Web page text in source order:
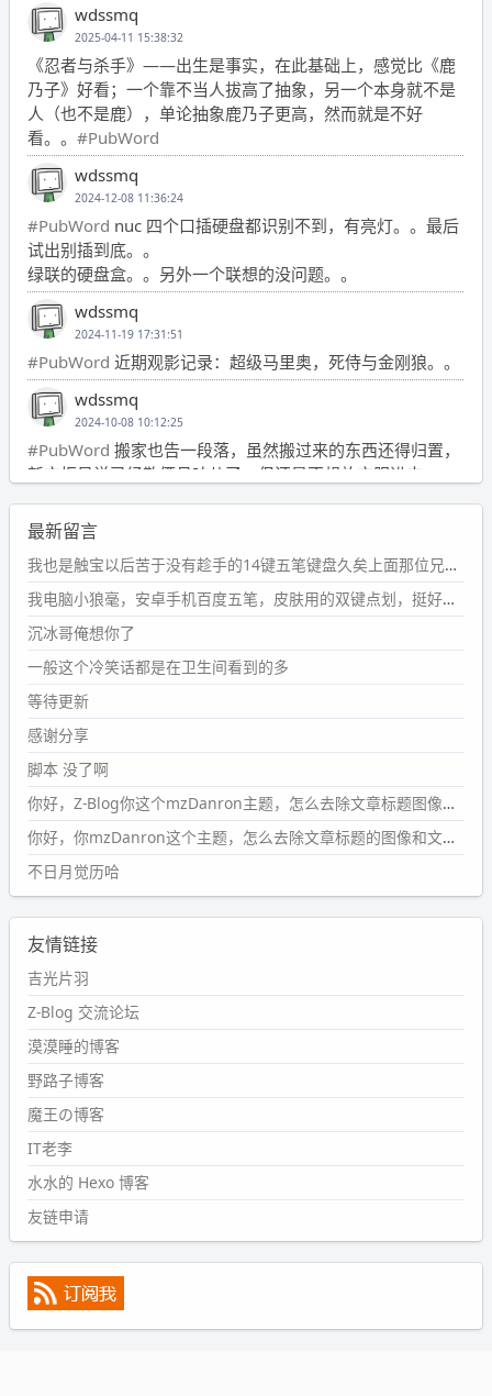
wdssmq
2025-04-11 15:38:32
《忍者与杀手》——出生是事实，在此基础上，感觉比《鹿
乃子》好看；一个靠不当人拔高了抽象，另一个本身就不是
人（也不是鹿），单论抽象鹿乃子更高，然而就是不好
看。。 #PubWord
wdssmq
2024-12-08 11:36:24
#PubWord nuc 四个口插硬盘都识别不到，有亮灯。。最后
试出别插到底。。
绿联的硬盘盒。。另外一个联想的没问题。。
wdssmq
2024-11-19 17:31:51
#PubWord 近期观影记录：超级马里奥，死侍与金刚狼。。
wdssmq
2024-10-08 10:12:25
#PubWord 搬家也告一段落，虽然搬过来的东西还得归置，
新衣柜虽说已经散俩月味儿了，但还是不想放衣服进去。
wdssmq
2024-09-23 21:00:49
#PubWord要不我每年汇总整理一次？？碎雨集_沉冰浮水_
第1页https://www.wdssmq.com/tag/%E7%A2%8E%E9%9
B%A8%E9%9B%86/
wdssmq
2024-09-23 20:58:40
#PubWord
条嘟？？？？
wdssmq
2024-09-15 10:32:07
#PubWordVSCode 内 git 操作卡住的时候没办法主动取消
一直是个痛点，一般都是推送或拉取，今天连提交都卡
了。。
wdssmq
2024-09-11 08:45:43
#PubWord
然后天凉了，为了应对踢被子买了睡袋，不知道 1.2 米会不
会略窄。。
wdssmq
2024-09-09 19:43:00
#PubWord
表，21 年 11 月底发现 B 站上线了这部，直到前几天才看
完，还是分两次看的。。接下来有五项是 2019 年的，都是
电影 —— 略长的待办列表。。
最新留言
我也是触宝以后苦于没有趁手的14键五笔键盘久矣上面那位兄台用的百度双键点划布局我也用过很久，那个皮肤做得很粗糙，个别键位的触发区域是错位的，快速打字时很容易出错，修改它的皮肤文件校正后勉强能用，但早年出的皮肤分辨率太低，实在谈不上美观。百度小米定制版的商店里有一个"小黑板"皮肤还不错(百度官方输入法商店里没有)，但那个风格我不喜欢这两天找到了一个叫"森林集"的公众号，开发了海量的皮肤，很多都有14键版本，付费但很便宜，几块钱，终于有自己满意的输入法了搜了一下，这个工作室还是百度的官方合作伙伴，不知道为什么14键作品都不在官方商店上架，难道是百度官方在刻意放弃14键？
我电脑小狼毫，安卓手机百度五笔，皮肤用的双键点划，挺好的。
沉冰哥俺想你了
一般这个冷笑话都是在卫生间看到的多
等待更新
感谢分享
脚本 没了啊
你好，Z-Blog你这个mzDanron主题，怎么去除文章标题图像和文章摘要，仅显示标题，感谢回复！
你好，你mzDanron这个主题，怎么去除文章标题的图像和文章摘要！仅显示标题，感谢回复解决！
不日月觉历哈
友情链接
吉光片羽
Z-Blog 交流论坛
漠漠睡的博客
野路子博客
魔王の博客
IT老李
水水的 Hexo 博客
友链申请